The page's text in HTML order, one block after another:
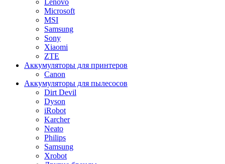
Microsoft
MSI
Samsung
Sony
Xiaomi
ZTE
Аккумуляторы для принтеров
Canon
Аккумуляторы для пылесосов
Dirt Devil
Dyson
iRobot
Karcher
Neato
Philips
Samsung
Xrobot